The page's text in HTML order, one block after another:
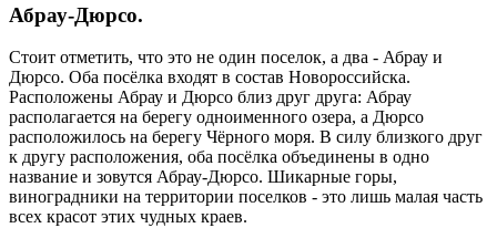
Абрау-Дюрсо.
Стоит отметить, что это не один поселок, а два - Абрау и
Дюрсо. Оба посёлка входят в состав Новороссийска.
Расположены Абрау и Дюрсо близ друг друга: Абрау
располагается на берегу одноименного озера, а Дюрсо
расположилось на берегу Чёрного моря. В силу близкого друг
к другу расположения, оба посёлка объединены в одно
название и зовутся Абрау-Дюрсо. Шикарные горы,
виноградники на территории поселков - это лишь малая часть
всех красот этих чудных краев.